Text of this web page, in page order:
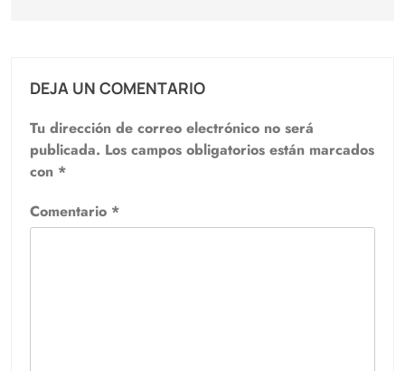
DEJA UN COMENTARIO
Tu dirección de correo electrónico no será
publicada. Los campos obligatorios están marcados
con *
Comentario *